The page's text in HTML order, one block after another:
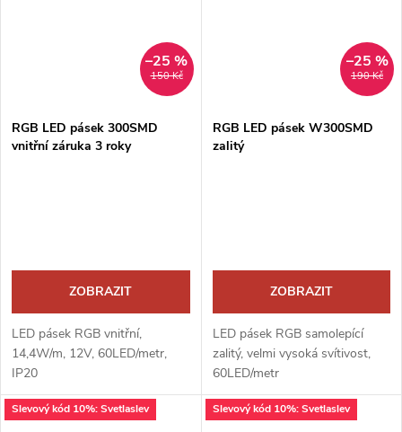
150 Kč
–25 %
RGB LED pásek 300SMD
vnitřní záruka 3 roky
ZOBRAZIT
LED pásek RGB vnitřní,
14,4W/m, 12V, 60LED/metr,
IP20
190 Kč
–25 %
RGB LED pásek W300SMD
zalitý
ZOBRAZIT
LED pásek RGB samolepící
zalitý, velmi vysoká svítivost,
60LED/metr
Slevový kód 10%: Svetlaslev Slevový kód 10%: Svetlaslev